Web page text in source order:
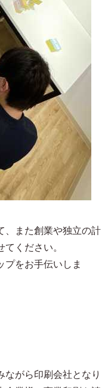
、また創業や独立の計
ください。
プをお手伝いしま
ながら印刷会社となり